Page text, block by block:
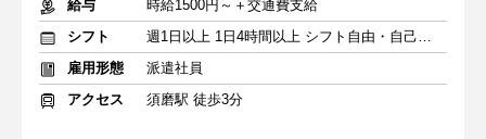
給与
時給1500円～＋交通費支給
シフト
週1日以上 1日4時間以上 シフト自由・自己申告
雇用形態
派遣社員
アクセス
須磨駅 徒歩3分